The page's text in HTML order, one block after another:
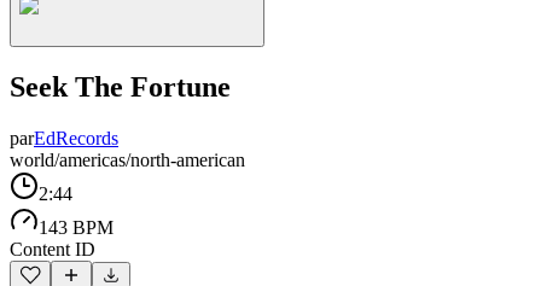
Seek The Fortune
parEdRecords
world/americas/north-american
2:44
143 BPM
Content ID